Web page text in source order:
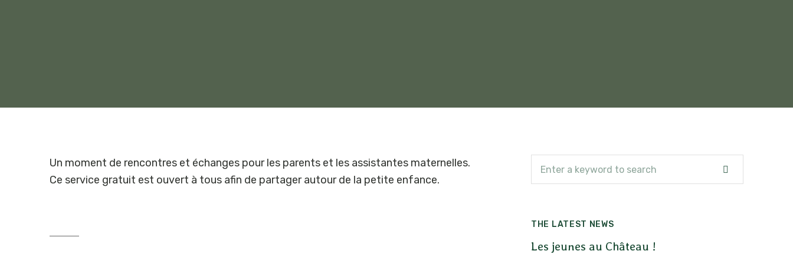
Un moment de rencontres et échanges pour les parents et les assistantes maternelles.
Ce service gratuit est ouvert à tous afin de partager autour de la petite enfance.
THE LATEST NEWS
Les jeunes au Château !